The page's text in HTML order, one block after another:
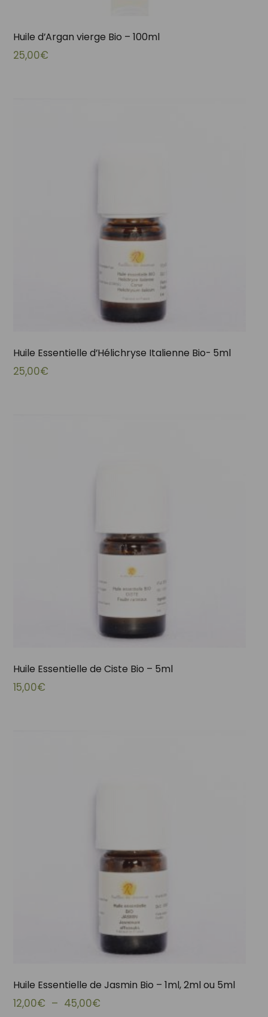
Huile d’Argan vierge Bio – 100ml
25,00€
Huile Essentielle d’Hélichryse Italienne Bio- 5ml
25,00€
Huile Essentielle de Ciste Bio – 5ml
15,00€
Huile Essentielle de Jasmin Bio – 1ml, 2ml ou 5ml
12,00€ – 45,00€Plage de prix : 12,00€ à 45,00€